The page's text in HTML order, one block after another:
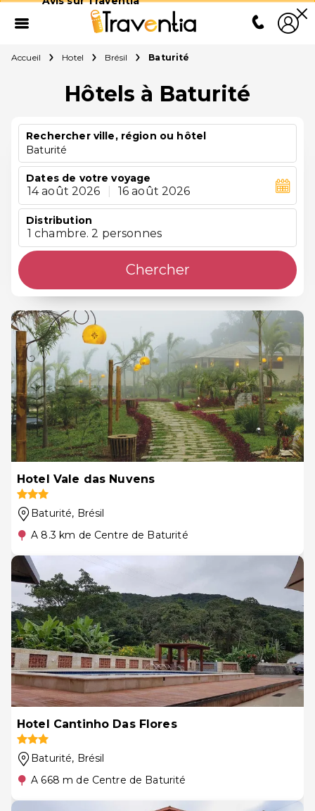
Accueil Hotel Brésil Baturité
Hôtels à Baturité
Rechercher ville, région ou hôtel
Baturité
Dates de votre voyage
14 août 2026 16 août 2026
Distribution
1 chambre. 2 personnes
Chercher
Hotel Vale das Nuvens
Baturité, Brésil
A 8.3 km de Centre de Baturité
Hotel Cantinho Das Flores
Baturité, Brésil
A 668 m de Centre de Baturité